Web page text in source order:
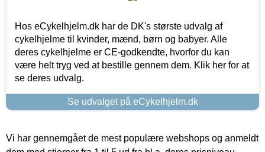
Hos eCykelhjelm.dk har de DK's største udvalg af
cykelhjelme til kvinder, mænd, børn og babyer. Alle
deres cykelhjelme er CE-godkendte, hvorfor du kan
være helt tryg ved at bestille gennem dem. Klik her for at
se deres udvalg.
Se udvalget på eCykelhjelm.dk
Vi har gennemgået de mest populære webshops og anmeldt